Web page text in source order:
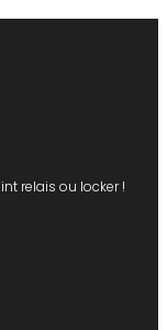
relais ou locker !